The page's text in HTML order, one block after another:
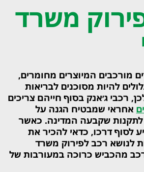
משרד
מורכבים המיוצרים מחומרים,
להיות מסוכנים לבריאות
רכבי ג׳אנק בסוף חייהם צריכים
אחראי שמבטיח הגנה על
שקבעה המדינה. כאשר
לסוף דרכו, כדאי להכיר את
לנושא רכב לפירוק משרד
מהכביש כרוכה במעורבות של